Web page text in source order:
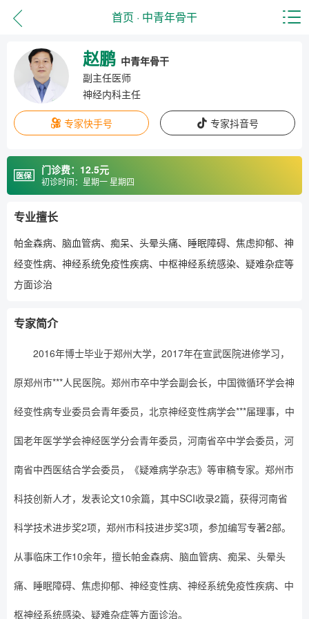
首页 · 中青年骨干
赵鹏 中青年骨干
副主任医师
神经内科主任
专家快手号 专家抖音号
门诊费：12.5元
初诊时间：星期一 星期四
专业擅长
帕金森病、脑血管病、痴呆、头晕头痛、睡眠障碍、焦虑抑郁、神
经变性病、神经系统免疫性疾病、中枢神经系统感染、疑难杂症等
方面诊治
专家简介
2016年博士毕业于郑州大学，2017年在宣武医院进修学习，
原郑州市***人民医院。郑州市卒中学会副会长，中国微循环学会神
经变性病专业委员会青年委员，北京神经变性病学会***届理事，中
国老年医学学会神经医学分会青年委员，河南省卒中学会委员，河
南省中西医结合学会委员，《疑难病学杂志》等审稿专家。郑州市
科技创新人才，发表论文10余篇，其中SCI收录2篇，获得河南省
科学技术进步奖2项，郑州市科技进步奖3项，参加编写专著2部。
从事临床工作10余年，擅长帕金森病、脑血管病、痴呆、头晕头
痛、睡眠障碍、焦虑抑郁、神经变性病、神经系统免疫性疾病、中
枢神经系统感染、疑难杂症等方面诊治。